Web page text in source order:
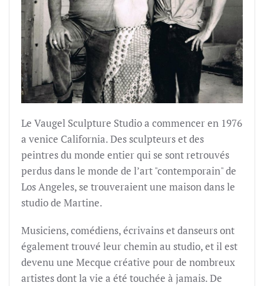
Le Vaugel Sculpture Studio a commencer en 1976
a venice California. Des sculpteurs et des
peintres du monde entier qui se sont retrouvés
perdus dans le monde de l’art "contemporain" de
Los Angeles, se trouveraient une maison dans le
studio de Martine.
Musiciens, comédiens, écrivains et danseurs ont
également trouvé leur chemin au studio, et il est
devenu une Mecque créative pour de nombreux
artistes dont la vie a été touchée à jamais. De